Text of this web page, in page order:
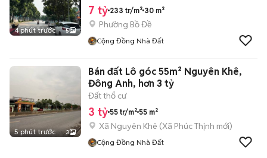
4 phút trước 5
7 tỷ 233 tr/m² 30 m²
Phường Bồ Đề
Cộng Đồng Nhà Đất
5 phút trước 3
Bán đất Lô góc 55m² Nguyên Khê,
Đông Anh, hơn 3 tỷ
Đất thổ cư
3 tỷ 55 tr/m² 55 m²
Xã Nguyên Khê (Xã Phúc Thịnh mới)
Cộng Đồng Nhà Đất